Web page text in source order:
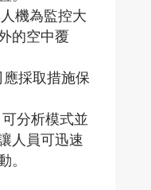
機為監控大
的空中覆
應採取措施保
可分析模式並
人員可迅速
。